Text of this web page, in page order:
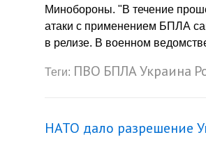
Минобороны. "В течение
атаки c применением БПЛА
в релизе. В военном
Теги: ПВО БПЛАУкраина
НАТО дало разрешение